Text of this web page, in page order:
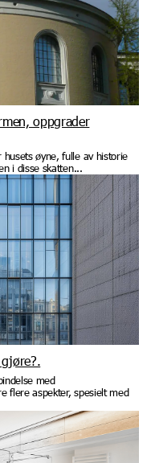
oppgrader
øyne, fulle av historie
i disse skatten...
med
flere aspekter, spesielt med